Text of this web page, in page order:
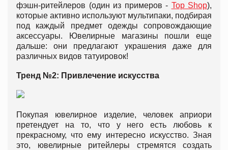
фэшн-ритейлеров (один из примеров - Top Shop),
которые активно используют мультипаки, подбирая
под каждый предмет одежды сопровождающие
аксессуары. Ювелирные магазины пошли еще
дальше: они предлагают украшения даже для
различных видов татуировок!
Тренд №2: Привлечение искусства
Покупая ювелирное изделие, человек априори
претендует на то, что у него есть любовь к
прекрасному, что ему интересно искусство. Зная
это, ювелирные ритейлеры стремятся создать